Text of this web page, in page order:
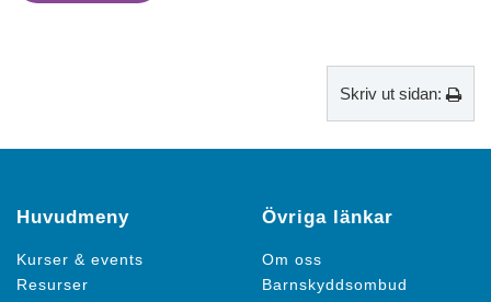
Skriv ut sidan:
Huvudmeny
Kurser & events
Resurser
Övriga länkar
Om oss
Barnskyddsombud